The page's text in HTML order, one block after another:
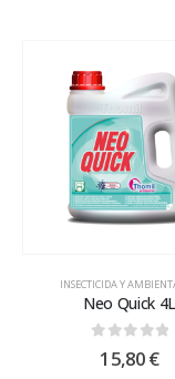
INSECTICIDA Y
Neo Quick 4L
out of 5
15,80€